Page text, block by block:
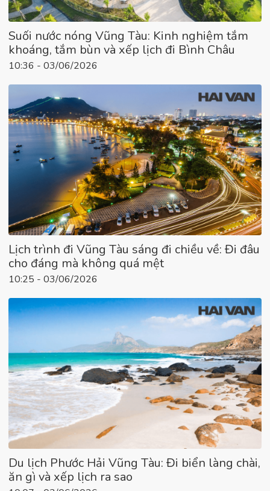
Suối nước nóng Vũng Tàu: Kinh nghiệm tắm
khoáng, tắm bùn và xếp lịch đi Bình Châu
10:36 - 03/06/2026
Lịch trình đi Vũng Tàu sáng đi chiều về: Đi đâu
cho đáng mà không quá mệt
10:25 - 03/06/2026
Du lịch Phước Hải Vũng Tàu: Đi biển làng chài,
ăn gì và xếp lịch ra sao